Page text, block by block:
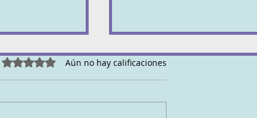
Canales para indagar....
https://www.youtube.com/@Nor
Obtuvo 0 de 5 estrellas.Aún no hay calificaciones